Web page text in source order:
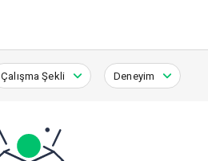
Çalışma Şekli Deneyim